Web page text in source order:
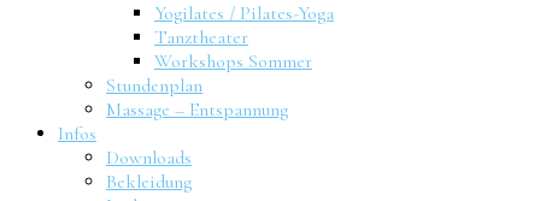
Yogilates / Pilates-Yoga
Tanztheater
Workshops Sommer
Stundenplan
Massage – Entspannung
Infos
Downloads
Bekleidung